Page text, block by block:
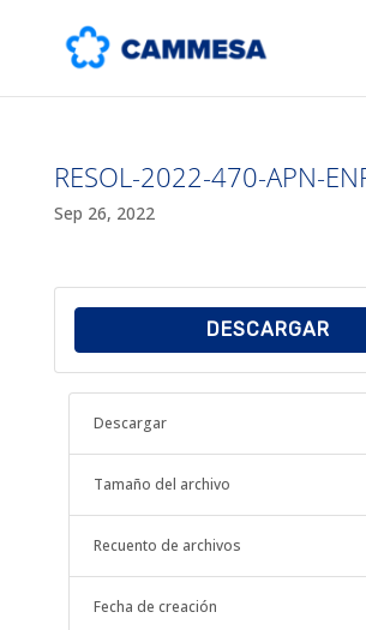
RESOL-2022-470-APN-
Sep 26, 2022
DESCARGAR
Descargar
Tamaño del archivo
Recuento de archivos
Fecha de creación